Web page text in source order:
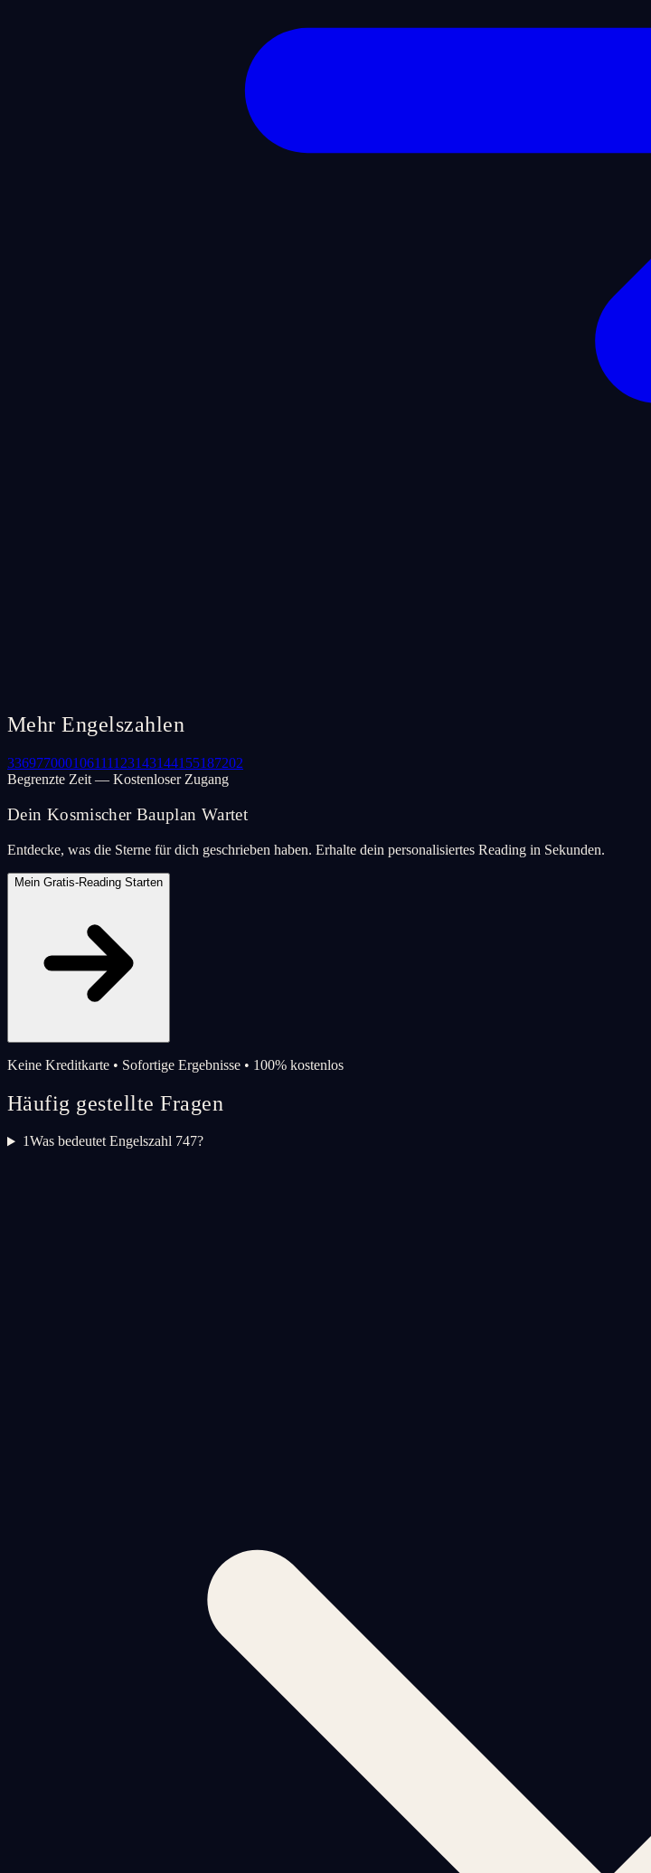
Mehr Engelszahlen
336977000106111123143144155187202
Begrenzte Zeit — Kostenloser Zugang
Dein Kosmischer Bauplan Wartet
Entdecke, was die Sterne für dich geschrieben haben. Erhalte dein personalisiertes Reading in Sekunden.
Mein Gratis-Reading Starten
Keine Kreditkarte • Sofortige Ergebnisse • 100% kostenlos
Häufig gestellte Fragen
1Was bedeutet Engelszahl 747?